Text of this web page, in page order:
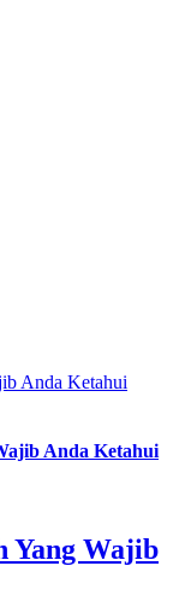
Anda Ketahui
Anda Ketahui
Yang Wajib